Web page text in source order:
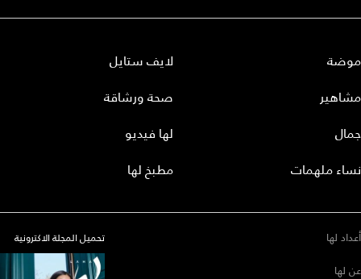
موضة
مشاهير
جمال
نساء ملهمات
لايف ستايل
صحة ورشاقة
لها فيديو
مطبخ لها
أعداد لها
عن لها
تحميل المجلة الاكترونية